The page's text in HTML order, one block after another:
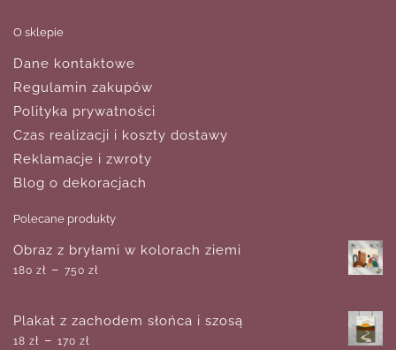
O sklepie
Dane kontaktowe
Regulamin zakupów
Polityka prywatności
Czas realizacji i koszty dostawy
Reklamacje i zwroty
Blog o dekoracjach
Polecane produkty
Obraz z bryłami w kolorach ziemi
180 zł – 750 zł
Plakat z zachodem słońca i szosą
18 zł – 170 zł